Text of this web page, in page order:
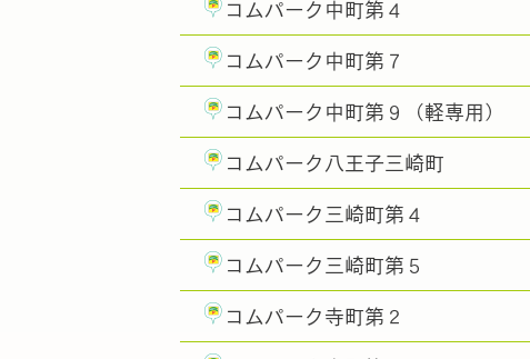
コムパーク中町第４
コムパーク中町第７
コムパーク中町第９（軽専用）
コムパーク八王子三崎町
コムパーク三崎町第４
コムパーク三崎町第５
コムパーク寺町第２